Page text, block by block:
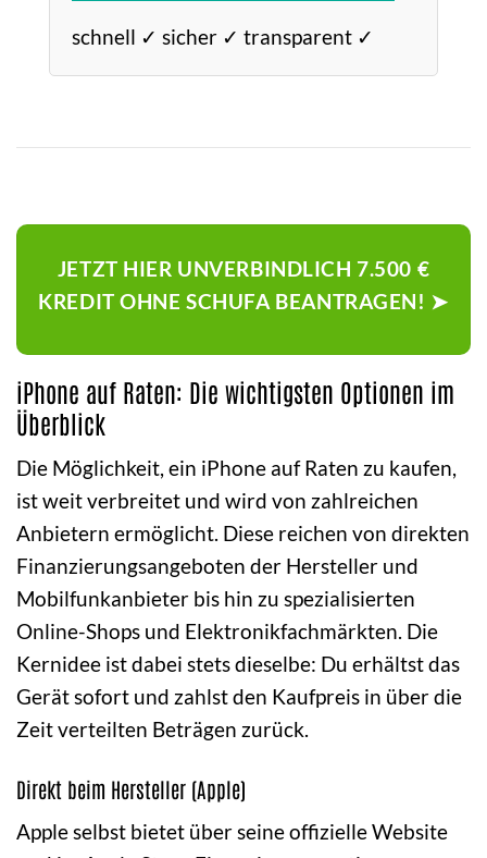
schnell ✓ sicher ✓ transparent ✓
JETZT HIER UNVERBINDLICH 7.500 €
KREDIT OHNE SCHUFA BEANTRAGEN! ➤
iPhone auf Raten: Die wichtigsten Optionen im
Überblick
Die Möglichkeit, ein iPhone auf Raten zu kaufen,
ist weit verbreitet und wird von zahlreichen
Anbietern ermöglicht. Diese reichen von direkten
Finanzierungsangeboten der Hersteller und
Mobilfunkanbieter bis hin zu spezialisierten
Online-Shops und Elektronikfachmärkten. Die
Kernidee ist dabei stets dieselbe: Du erhältst das
Gerät sofort und zahlst den Kaufpreis in über die
Zeit verteilten Beträgen zurück.
Direkt beim Hersteller (Apple)
Apple selbst bietet über seine offizielle Website